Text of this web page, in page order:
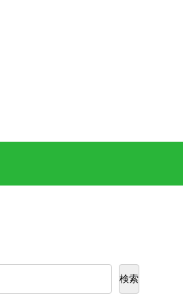
検索